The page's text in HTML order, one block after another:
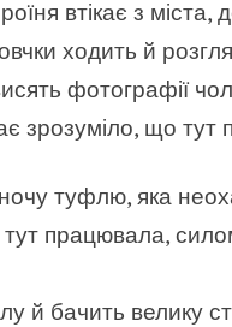
втікає з
ходить й
фотографії
зрозуміло, що
туфлю, яка
працювала,
й бачить велику